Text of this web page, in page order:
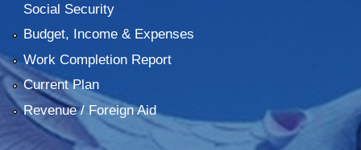
Social Security
Budget, Income & Expenses
Work Completion Report
Current Plan
Revenue / Foreign Aid